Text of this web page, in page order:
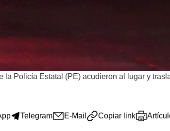
la Policía Estatal (PE) acudieron al lugar y
Telegram E-Mail Copiar link